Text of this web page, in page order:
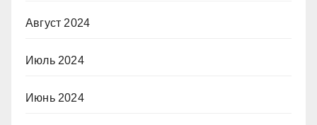
Август 2024
Июль 2024
Июнь 2024